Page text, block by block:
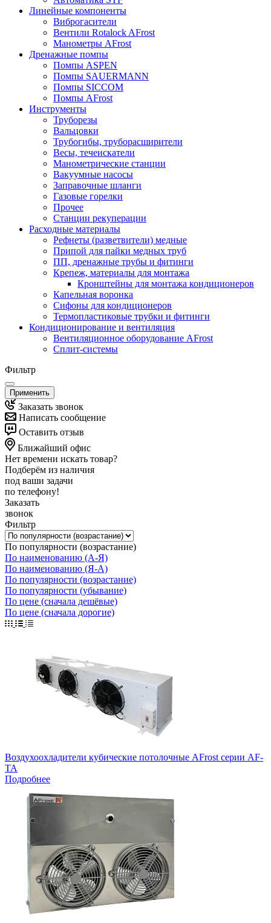
Линейные компоненты
Виброгасители
Вентили Rotalock AFrost
Манометры AFrost
Дренажные помпы
Помпы ASPEN
Помпы SAUERMANN
Помпы SICCOM
Помпы AFrost
Инструменты
Труборезы
Вальцовки
Трубогибы, труборасширители
Весы, течеискатели
Манометрические станции
Вакуумные насосы
Заправочные шланги
Газовые горелки
Прочее
Станции рекуперации
Расходные материалы
Рефнеты (разветвители) медные
Припой для пайки медных труб
ПП, дренажные трубы и фитинги
Крепеж, материалы для монтажа
Кронштейны для монтажа кондиционеров
Капельная воронка
Сифоны для кондиционеров
Термопластиковые трубки и фитинги
Кондиционирование и вентиляция
Вентиляционное оборудование AFrost
Сплит-системы
Фильтр
Применить
Заказать звонок
Написать сообщение
Оставить отзыв
Ближайший офис
Нет времени искать товар?
Подберём из наличия
под ваши задачи
по телефону!
Заказать
звонок
Фильтр
По популярности (возрастание)
По наименованию (А-Я)
По наименованию (Я-А)
По популярности (возрастание)
По популярности (убывание)
По цене (сначала дешёвые)
По цене (сначала дорогие)
Воздухоохладители кубические потолочные AFrost серии AF-
TA
Подробнее